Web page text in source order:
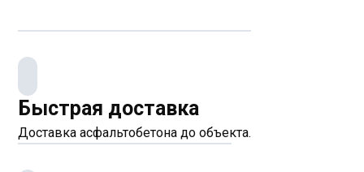
Быстрая доставка
Доставка асфальтобетона до объекта.